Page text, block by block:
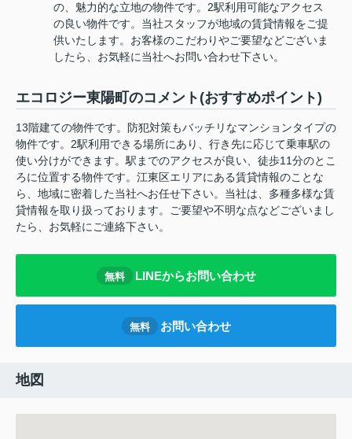
の、魅力的な立地の物件です。2駅利用可能なアクセス
の良い物件です。当社スタッフが地域の賃貸情報をご提
供いたします。お客様のこだわりやご要望などございま
したら、お気軽に当社へお問い合わせ下さい。
エコロジー東陽町のコメント(おすすめポイント)
13階建ての物件です。防犯対策もバッチリなマンションタイプの
物件です。2駅利用できる場所にあり、行き先に応じて乗車駅の
使い分けができます。駅までのアクセスが良い、徒歩11分のとこ
ろに位置する物件です。江東区エリアにある賃貸情報のことな
ら、地域に密着した当社へお任せ下さい。当社は、多種多様な賃
貸情報を取り扱っております。ご要望や不明な点などございまし
たら、お気軽にご連絡下さい。
無料 LINEからお問い合わせ
無料 お問い合わせ
地図